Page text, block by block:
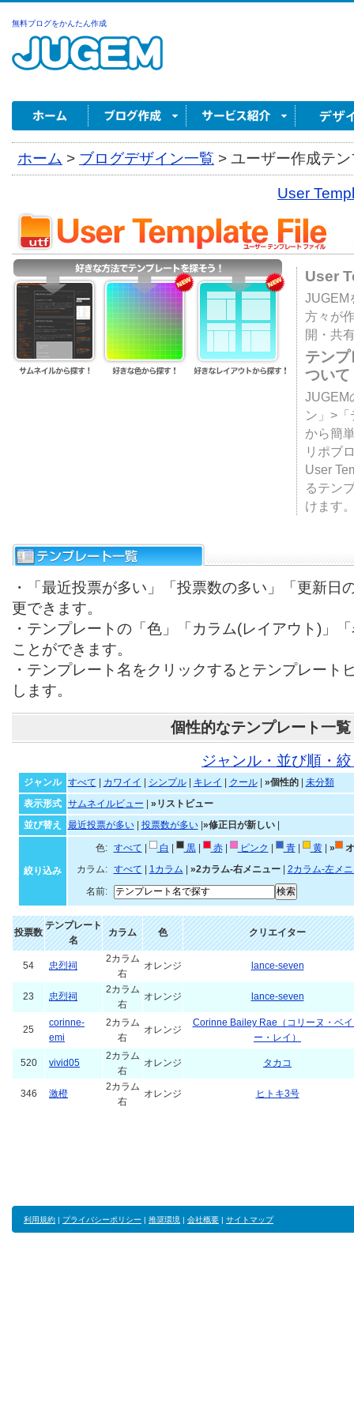
無料ブログをかんたん作成
ホーム > ブログデザイン一覧 > ユーザー作成テ
User
User
JUGEM
方々が
開・共
テン
ついて
JUGEM
ン」>
から簡
リポブ
User
るテン
けます
・「最近投票が多い」「投票数の多い」「更新日
更できます。
・テンプレートの「色」「カラム(レイアウト)」
ことができます。
・テンプレート名をクリックするとテンプレート
します。
個性的なテンプレート一覧
ジャンル・並び順・
ジャンル すべて カワイイ シンプル| キレイ クール| »個性的| 未分類
表示形式
サムネイルビュー
»リストビュー
並び替え
最近投票が多い| 投票数が多い| »修正日が新しい|
絞り込み
色: すべて 白 黒| 赤| ピンク 青| 黄| »
カラム:
すべて 1カラム »2カラム-右メニュー| 2カラム-左メ
名前:
投票数
テンプレート
名
カラム 色 クリエイター
54 忠烈祠
2カラム
右
オレンジ lance-seven
23 忠烈祠
2カラム
右
オレンジ lance-seven
25
corinne-
emi
2カラム
右
オレンジ
Corinne Bailey Rae（コリーヌ・ベ
ー・レイ）
520 vivid05
2カラム
右
オレンジ タカコ
346 激橙
2カラム
右
オレンジ ヒトキ3号
利用規約 | プライバシーポリシー | 推奨環境 | 会社概要 | サイトマップ